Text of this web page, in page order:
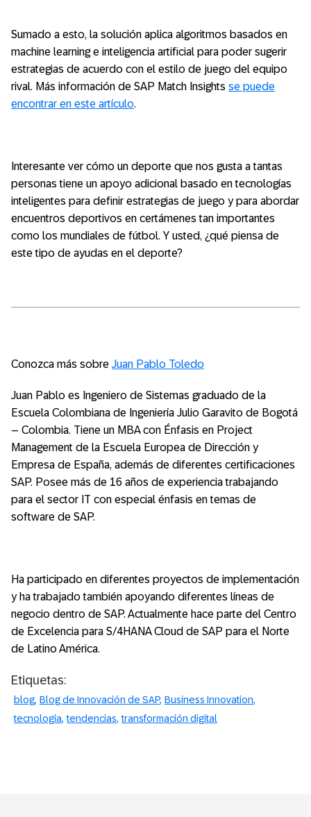
Sumado a esto, la solución aplica algoritmos basados en
machine learning e inteligencia artificial para poder sugerir
estrategias de acuerdo con el estilo de juego del equipo
rival. Más información de SAP Match Insights se puede
encontrar en este artículo.
Interesante ver cómo un deporte que nos gusta a tantas
personas tiene un apoyo adicional basado en tecnologías
inteligentes para definir estrategias de juego y para abordar
encuentros deportivos en certámenes tan importantes
como los mundiales de fútbol. Y usted, ¿qué piensa de
este tipo de ayudas en el deporte?
Conozca más sobre Juan Pablo Toledo
Juan Pablo es Ingeniero de Sistemas graduado de la
Escuela Colombiana de Ingeniería Julio Garavito de Bogotá
– Colombia. Tiene un MBA con Énfasis en Project
Management de la Escuela Europea de Dirección y
Empresa de España, además de diferentes certificaciones
SAP. Posee más de 16 años de experiencia trabajando
para el sector IT con especial énfasis en temas de
software de SAP.
Ha participado en diferentes proyectos de implementación
y ha trabajado también apoyando diferentes líneas de
negocio dentro de SAP. Actualmente hace parte del Centro
de Excelencia para S/4HANA Cloud de SAP para el Norte
de Latino América.
Etiquetas:
blog Blog de Innovación de SAP Business Innovation
tecnología tendencias transformación digital